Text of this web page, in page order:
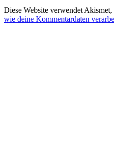
Diese Website verwendet
wie deine Kommentardaten